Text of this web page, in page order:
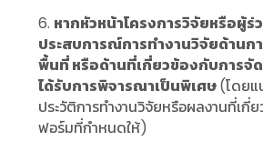
6. หากหัวหน้าโครงการวิจัยหรือผู้ร่
ประสบการณ์การทำงานวิจัยด้านก
พื้นที่ หรือด้านที่เกี่ยวข้องกับการจั
ได้รับการพิจารณาเป็นพิเศษ(โดย
ประวัติการทำงานวิจัยหรือผลงานที่เกี่
ฟอร์มที่กำหนดให้)